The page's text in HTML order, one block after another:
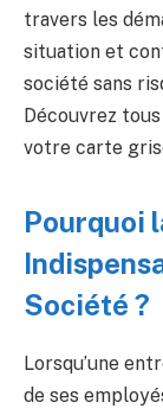
travers les
situation et
société sans
Découvrez
votre carte
Pourquoi
Société ?
Lorsqu’une
de ses